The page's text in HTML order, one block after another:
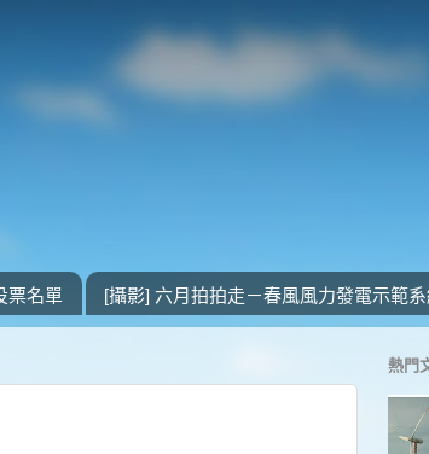
票名單 [攝影] 六月拍拍走－春風風力發電示範
熱門